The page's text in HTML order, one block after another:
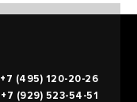
+7 (495) 120-20-26
+7 (929) 523-54-51